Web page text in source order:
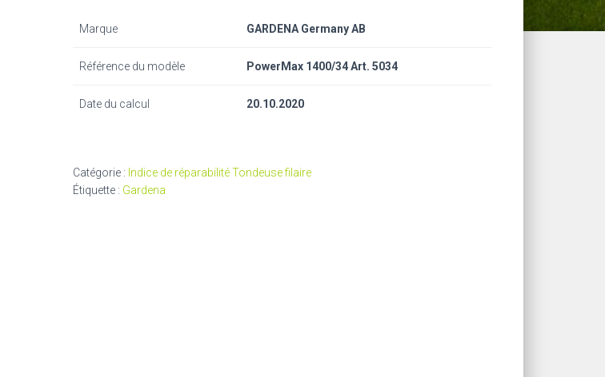
Marque GARDENA Germany AB
Référence du modèle PowerMax 1400/34 Art. 5034
Date du calcul 20.10.2020
Catégorie : Indice de réparabilité Tondeuse filaire
Étiquette : Gardena